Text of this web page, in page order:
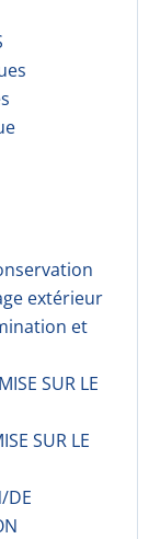
extérieur
et
SUR LE
SUR LE
DE